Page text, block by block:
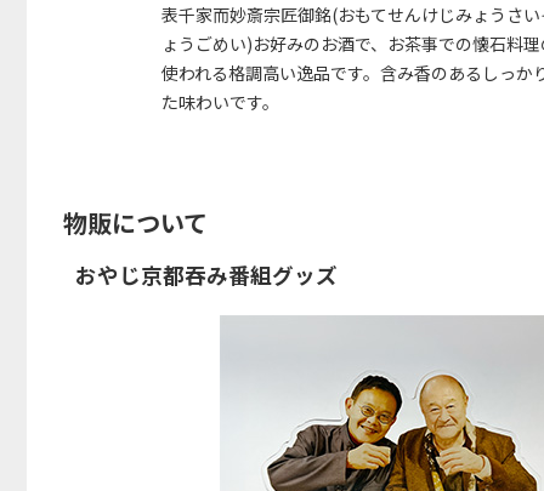
表千家而妙斎宗匠御銘(おもてせんけじみょうさ
ょうごめい)お好みのお酒で、お茶事での懐石料
使われる格調高い逸品です。含み香のあるしっか
た味わいです。
物販について
おやじ京都吞み番組グッズ